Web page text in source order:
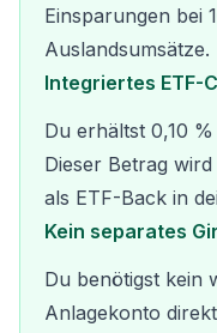
Einsparungen bei
Auslandsumsätze.
Integriertes ETF-
Du erhältst 0,10
Dieser Betrag
als ETF-Back in
Kein separates
Du benötigst kein
Anlagekonto